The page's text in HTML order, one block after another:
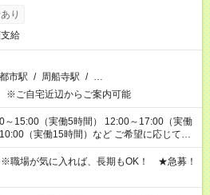
り
給
市駅 / 周船寺駅 / …
ご自宅近辺からご案内可能
15:00（実働5時間） 12:00～17:00（実働
働15時間）など ご希望に応じて、
ます！ お気軽に担当へ相談ください！
職場が気に入れば、長期もOK！ ★急募！